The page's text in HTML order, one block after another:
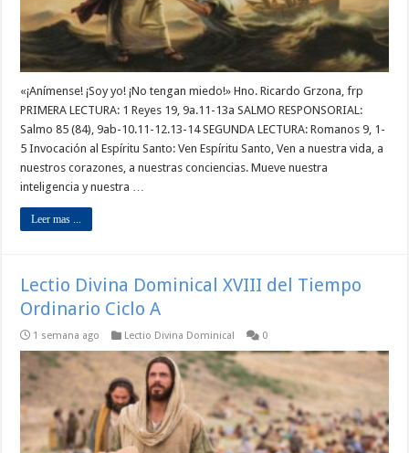
«¡Anímense! ¡Soy yo! ¡No tengan miedo!» Hno. Ricardo Grzona, frp
PRIMERA LECTURA: 1 Reyes 19, 9a.11-13a SALMO RESPONSORIAL:
Salmo 85 (84), 9ab-10.11-12.13-14 SEGUNDA LECTURA: Romanos 9, 1-
5 Invocación al Espíritu Santo: Ven Espíritu Santo, Ven a nuestra vida, a
nuestros corazones, a nuestras conciencias. Mueve nuestra
inteligencia y nuestra …
Leer mas ...
Lectio Divina Dominical XVIII del Tiempo
Ordinario Ciclo A
1 semana ago Lectio Divina Dominical 0